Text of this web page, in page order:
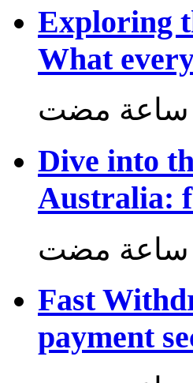
Exploring
What
Dive into
Australia:
Fast
payment